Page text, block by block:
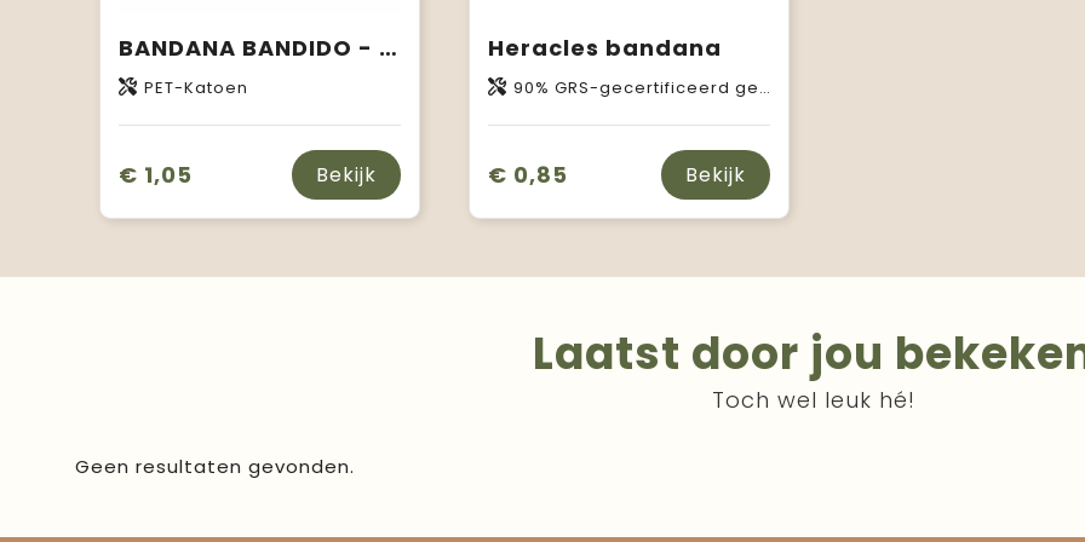
BANDANA BANDIDO - Multifunctionele sjaal
PET-Katoen
€ 1,05 Bekijk
Heracles bandana
90% GRS-gecertificeerd gerecycled polyester en 10% GRS-gecertificeerd gerecycled katoen
€ 0,85 Bekijk
Laatst door jou
Toch wel leuk hé!
Geen resultaten gevonden.